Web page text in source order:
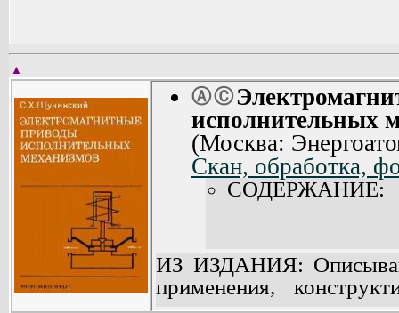
▲
ⒶⒸ
исполнительных
(Москва:
Скан, обработка,
СОДЕРЖАНИЕ:
ИЗ ИЗДАНИЯ:
применения,